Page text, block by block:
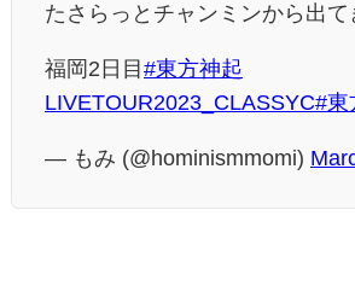
たさらっとチャンミンから出
福岡2日目 #東方神起
LIVETOUR2023_CLASSYC#東
— もみ (@hominismmomi)